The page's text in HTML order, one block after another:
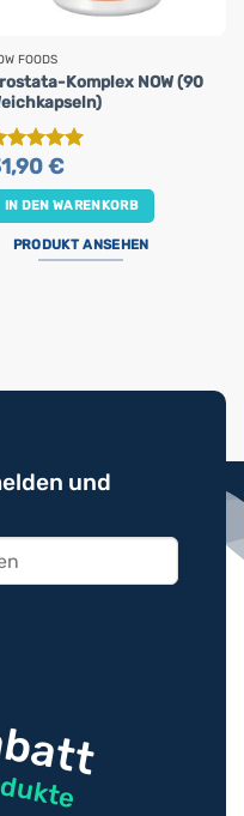
FOODS
Komplex NOW (90
€
IN DEN WARENKORB
PRODUKT ANSEHEN
und